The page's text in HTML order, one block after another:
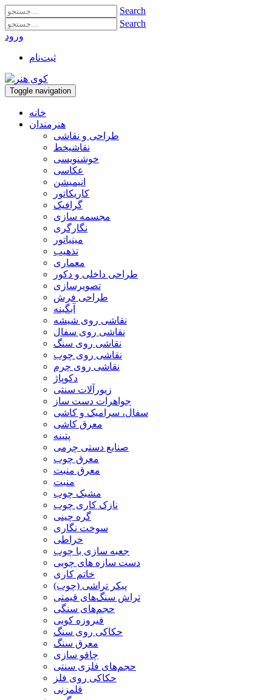
Search
Search
ورود
ثبت‌نام
Toggle navigation
خانه
هنرمندان
طراحی و نقاشی
نقاشیخط
خوشنویسی
عکاسی
انیمیشن
کاریکاتور
گرافیک
مجسمه سازی
نگارگری
مینیاتور
تذهیب
معماری
طراحی داخلی و دکور
تصویرسازی
طراحی فرش
آبگینه
نقاشی روی شیشه
نقاشی روی سفال
نقاشی روی سنگ
نقاشی روی چوب
نقاشی روی چرم
دکوپاژ
زیورآلات سنتی
جواهرات دست ساز
سفال، سرامیک و کاشی
معرق کاشی
پتینه
صنایع دستی چرمی
معرق چوب
معرق منبت
منبت
مشبک چوب
نازک کاری چوب
گره چینی
سوخت نگاری
خراطی
جعبه سازی با چوب
دست سازه های چوبی
خاتم کاری
پیکر تراشی (چوب)
تراش سنگ‌های قیمتی
حجم‌های سنگی
فیروزه کوبی
حکاکی روی سنگ
معرق سنگ
چاقو سازی
حجم‌های فلزی سنتی
حکاکی روی فلز
قلمزنی